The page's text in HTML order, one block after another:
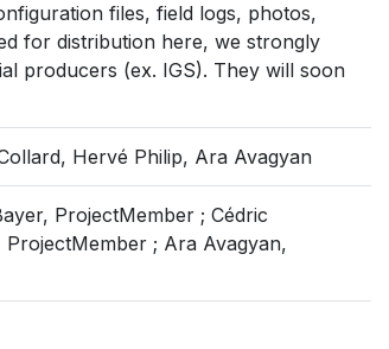
files, field logs, photos,
for distribution here, we strongly
producers (ex. IGS). They will soon
Hervé Philip, Ara Avagyan
ProjectMember ; Cédric
; Ara Avagyan,